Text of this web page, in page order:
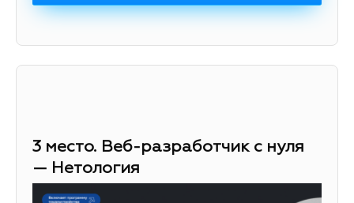
3 место. Веб-разработчик с нуля
— Нетология